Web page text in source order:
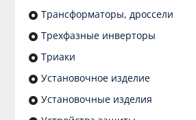
Трансформаторы, дроссели
Трехфазные инверторы
Триаки
Установочное изделие
Установочные изделия